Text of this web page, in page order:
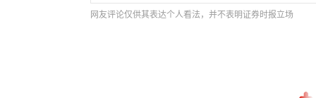
网友评论仅供其表达个人看法，并不表明证券时报立场